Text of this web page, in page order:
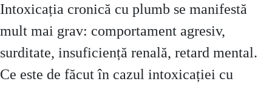
Intoxicația cronică cu plumb se manifestă
mult mai grav: comportament agresiv,
surditate, insuficiență renală, retard mental.
Ce este de făcut în cazul intoxicației cu